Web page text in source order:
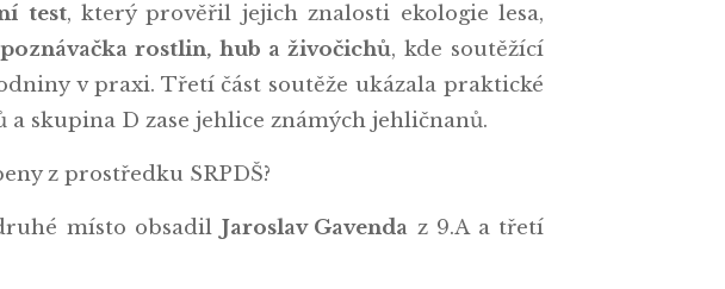
test, který prověřil jejich znalosti ekologie lesa,
poznávačka rostlin, hub a živočichů, kde soutěžící
v praxi. Třetí část soutěže ukázala praktické
skupina D zase jehlice známých jehličnanů.
z prostředku SRPDŠ?
místo obsadil Jaroslav Gavenda z 9.A a třetí